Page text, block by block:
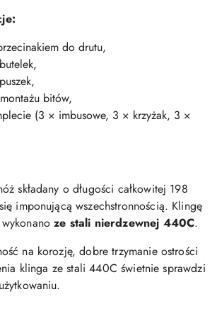
do drutu,
bitów,
(3 × imbusowe, 3 × krzyżak, 3 ×
składany o długości całkowitej 198
imponującą wszechstronnością. Klingę
ze stali nierdzewnej 440C.
na korozję, dobre trzymanie ostrości
klinga ze stali 440C świetnie sprawdzi